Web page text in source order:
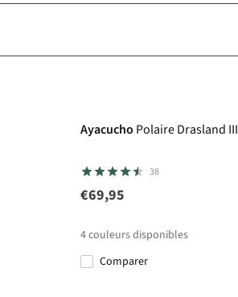
Ayacucho Polaire Drasland III
38
€69,95
4couleurs disponibles
Comparer